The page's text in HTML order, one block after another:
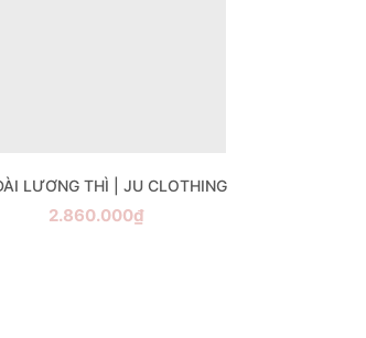
LƯƠNG THÌ | JU CLOTHING
2.860.000₫